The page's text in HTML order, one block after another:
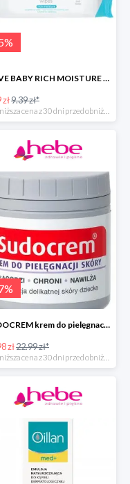
%
DOVE BABY RICH MOISTURE chusteczki pielęgnacyjne -40%
zł9.39 zł*
*najniższa cena z 30 dni przed obniżką
%
SUDOCREM krem do pielęgnacji delikatnej skóry dziecka
zł22.99 zł*